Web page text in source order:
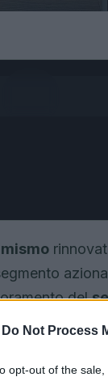
Do Not Process
opt-out of the
del
di